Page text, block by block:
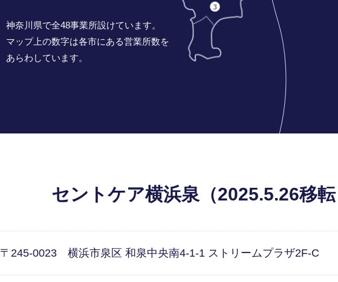
神奈川県で全48事業所設けています。
マップ上の数字は各市にある営業所数を
あらわしています。
セントケア横浜泉（2025.5.26移
〒245-0023 横浜市泉区 和泉中央南4-1-1 ストリームプラザ2F-C